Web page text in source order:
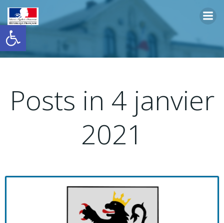
Ouvrir la barre d’outils
contenu
Posts in 4 janvier
2021